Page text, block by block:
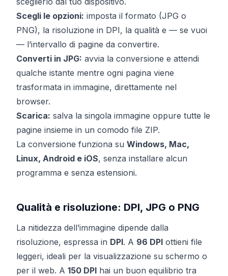
Scegli le opzioni: imposta il formato (JPG o
PNG), la risoluzione in DPI, la qualità e — se vuoi
— l’intervallo di pagine da convertire.
Converti in JPG: avvia la conversione e attendi
qualche istante mentre ogni pagina viene
trasformata in immagine, direttamente nel
browser.
Scarica: salva la singola immagine oppure tutte le
pagine insieme in un comodo file ZIP.
La conversione funziona su Windows, Mac,
Linux, Android e iOS, senza installare alcun
programma e senza estensioni.
Qualità e risoluzione: DPI, JPG o PNG
La nitidezza dell’immagine dipende dalla
risoluzione, espressa in DPI. A 96 DPI ottieni file
leggeri, ideali per la visualizzazione su schermo o
per il web. A 150 DPI hai un buon equilibrio tra